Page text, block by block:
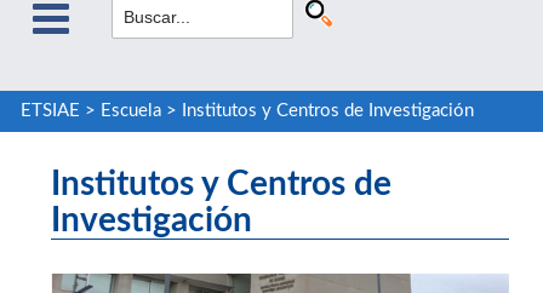
ETSIAE > Escuela> Institutos y Centros de Investigación
Institutos y Centros de
Investigación